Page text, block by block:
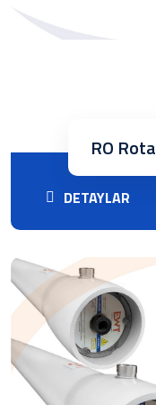
DETAYLAR
RO